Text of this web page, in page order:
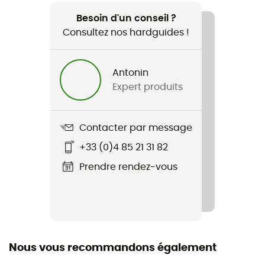
Ruban adhésif toileBesoin d'un conseil ?
Consultez nos hardguides !
Antonin
Expert produits
Contacter par message
+33 (0)4 85 21 31 82
Prendre rendez-vous
Nous vous recommandons également